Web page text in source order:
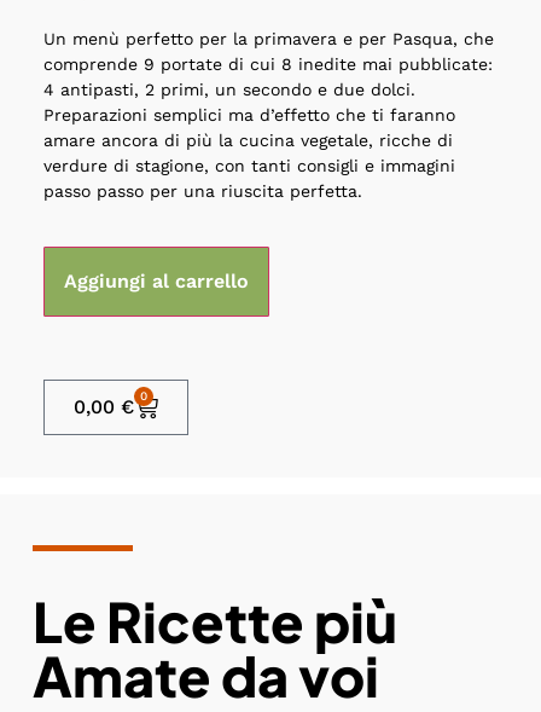
Un menù perfetto per la primavera e per Pasqua, che
comprende 9 portate di cui 8 inedite mai pubblicate:
4 antipasti, 2 primi, un secondo e due dolci.
Preparazioni semplici ma d’effetto che ti faranno
amare ancora di più la cucina vegetale, ricche di
verdure di stagione, con tanti consigli e immagini
passo passo per una riuscita perfetta.
Aggiungi al carrello
0,00 € 0
Le Ricette più
Amate da voi